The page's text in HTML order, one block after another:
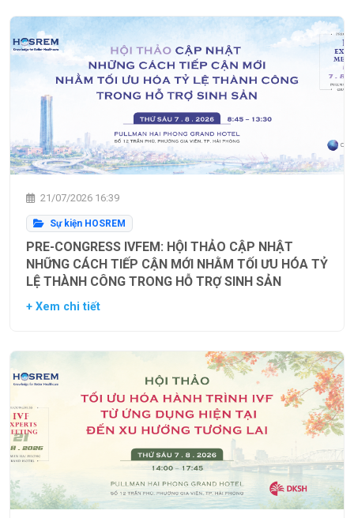
21/07/2026 16:39
Sự kiện HOSREM
PRE-CONGRESS IVFEM: HỘI THẢO CẬP NHẬT
NHỮNG CÁCH TIẾP CẬN MỚI NHẰM TỐI ƯU HÓA TỶ
LỆ THÀNH CÔNG TRONG HỖ TRỢ SINH SẢN
+ Xem chi tiết